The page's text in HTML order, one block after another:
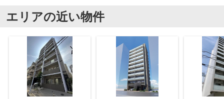
エリアの近い物件